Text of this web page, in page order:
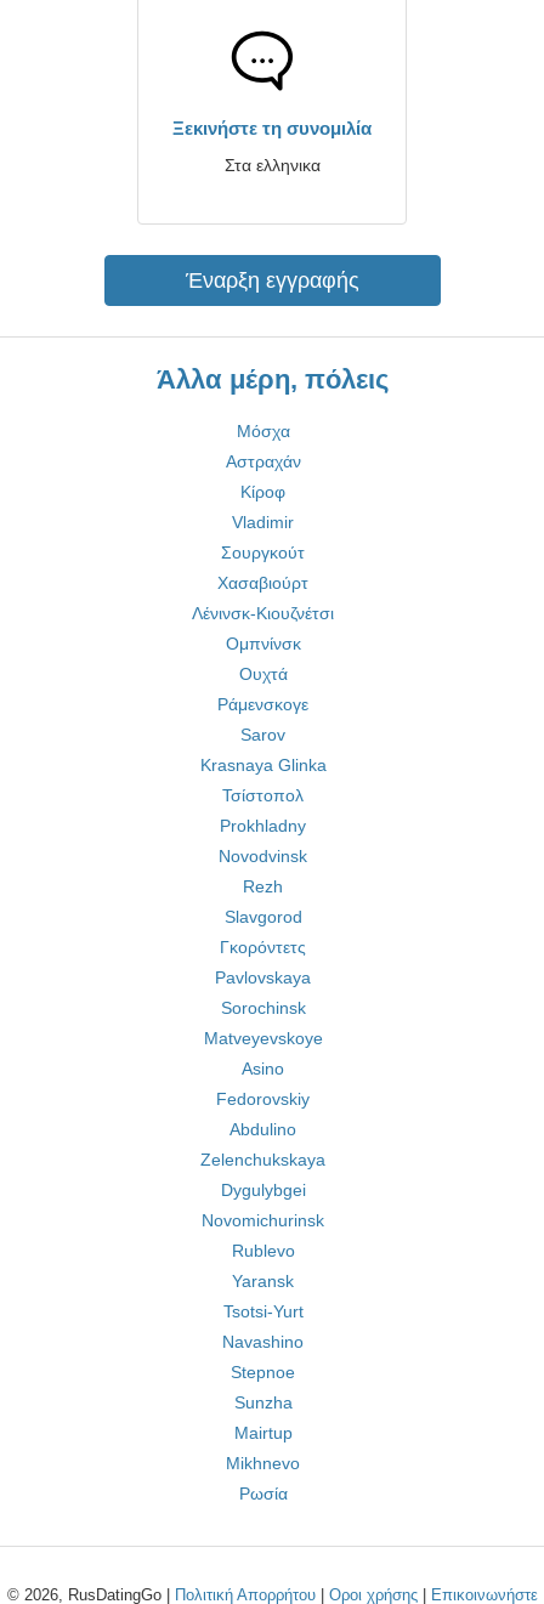
Ξεκινήστε τη συνομιλία
Στα ελληνικα
Έναρξη εγγραφής
Άλλα μέρη, πόλεις
Μόσχα
Αστραχάν
Κίροφ
Vladimir
Σουργκούτ
Χασαβιούρτ
Λένινσκ-Κιουζνέτσι
Ομπνίνσκ
Ουχτά
Ράμενσκογε
Sarov
Krasnaya Glinka
Τσίστοπολ
Prokhladny
Novodvinsk
Rezh
Slavgorod
Γκορόντετς
Pavlovskaya
Sorochinsk
Matveyevskoye
Asino
Fedorovskiy
Abdulino
Zelenchukskaya
Dygulybgei
Novomichurinsk
Rublevo
Yaransk
Tsotsi-Yurt
Navashino
Stepnoe
Sunzha
Mairtup
Mikhnevo
Ρωσία
© 2026, RusDatingGo | Πολιτική Απορρήτου| Οροι χρήσης| Επικοινωνήστε